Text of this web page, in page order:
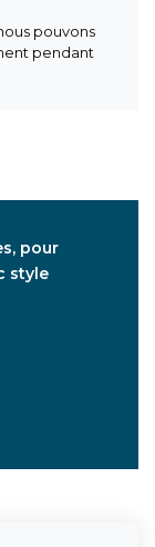
pouvons
pendant
pour
style